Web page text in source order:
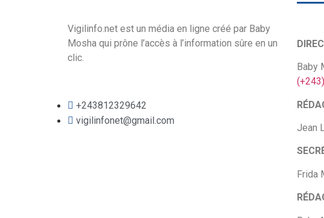
Vigilinfo.net est un média en ligne créé par Baby
Mosha qui prône l’accès à l’information sûre en un
clic.
+243812329642
vigilinfonet@gmail.com
Baby
Jean
Frida